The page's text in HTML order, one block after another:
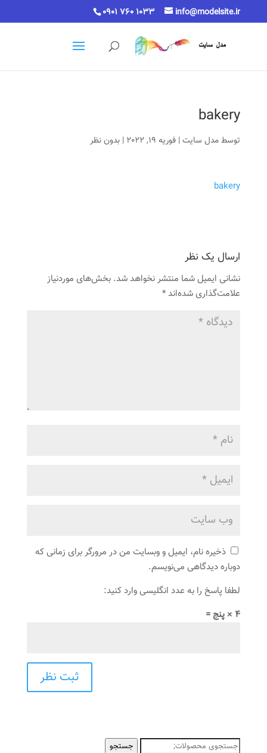
0901 760 1033 info@modelsite.ir
bakery
توسطمدل سایت| فوریه 19, 2022 | بدون نظر
bakery
ارسال یک نظر
نشانی ایمیل شما منتشر نخواهد شد. بخش‌های موردنیاز
علامت‌گذاری شده‌اند*
ذخیره نام، ایمیل و وبسایت من در مرورگر برای زمانی که
دوباره دیدگاهی می‌نویسم.
لطفا پاسخ را به عدد انگلیسی وارد کنید:
4 × پنج =
جستجو
جستجو